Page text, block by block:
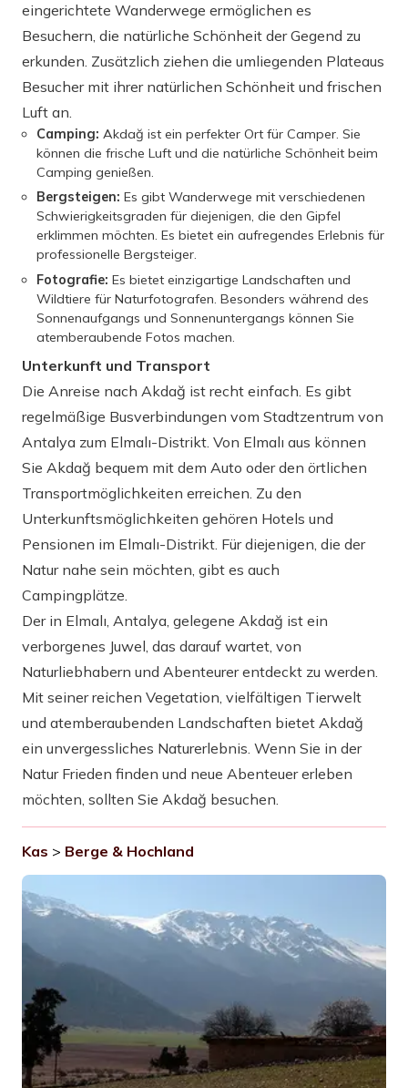
eingerichtete Wanderwege ermöglichen es
Besuchern, die natürliche Schönheit der Gegend zu
erkunden. Zusätzlich ziehen die umliegenden Plateaus
Besucher mit ihrer natürlichen Schönheit und frischen
Luft an.
Camping: Akdağ ist ein perfekter Ort für Camper. Sie
können die frische Luft und die natürliche Schönheit beim
Camping genießen.
Bergsteigen: Es gibt Wanderwege mit verschiedenen
Schwierigkeitsgraden für diejenigen, die den Gipfel
erklimmen möchten. Es bietet ein aufregendes Erlebnis für
professionelle Bergsteiger.
Fotografie: Es bietet einzigartige Landschaften und
Wildtiere für Naturfotografen. Besonders während des
Sonnenaufgangs und Sonnenuntergangs können Sie
atemberaubende Fotos machen.
Unterkunft und Transport
Die Anreise nach Akdağ ist recht einfach. Es gibt
regelmäßige Busverbindungen vom Stadtzentrum von
Antalya zum Elmalı-Distrikt. Von Elmalı aus können
Sie Akdağ bequem mit dem Auto oder den örtlichen
Transportmöglichkeiten erreichen. Zu den
Unterkunftsmöglichkeiten gehören Hotels und
Pensionen im Elmalı-Distrikt. Für diejenigen, die der
Natur nahe sein möchten, gibt es auch
Campingplätze.
Der in Elmalı, Antalya, gelegene Akdağ ist ein
verborgenes Juwel, das darauf wartet, von
Naturliebhabern und Abenteurer entdeckt zu werden.
Mit seiner reichen Vegetation, vielfältigen Tierwelt
und atemberaubenden Landschaften bietet Akdağ
ein unvergessliches Naturerlebnis. Wenn Sie in der
Natur Frieden finden und neue Abenteuer erleben
möchten, sollten Sie Akdağ besuchen.
Kas > Berge & Hochland